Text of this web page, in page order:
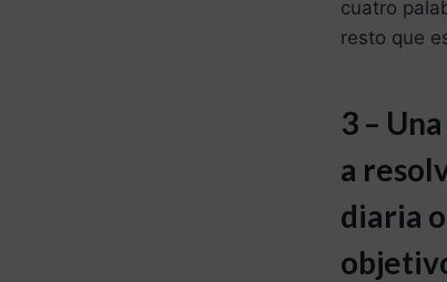
cuatro
resto que
3 –
a
diaria